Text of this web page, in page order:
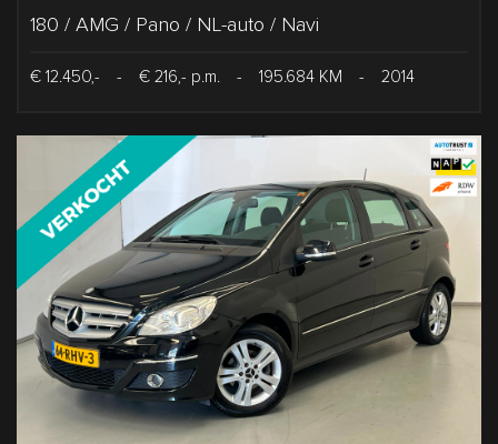
180 / AMG / Pano / NL-auto / Navi
€ 12.450,- - € 216,- p.m. - 195.684 KM - 2014